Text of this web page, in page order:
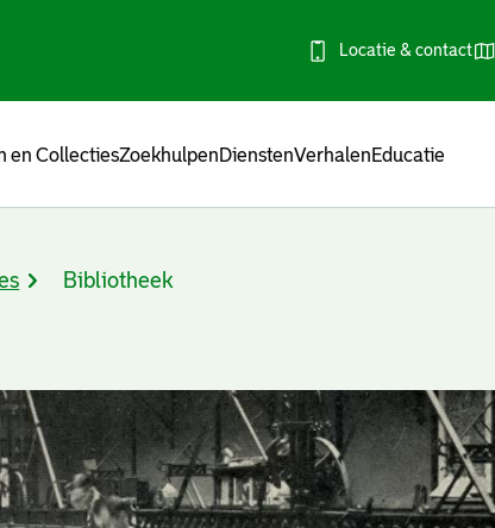
Locatie & contact
en CollectiesZoekhulpenDienstenVerhalenEducatie
Bibliotheek